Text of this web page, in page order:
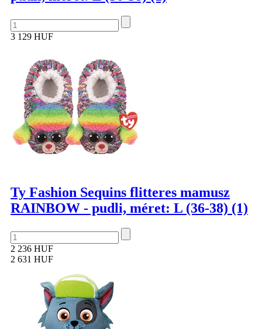
3 129 HUF
Ty Fashion Sequins flitteres mamusz
RAINBOW - pudli, méret: L (36-38) (1)
2 236 HUF
2 631 HUF